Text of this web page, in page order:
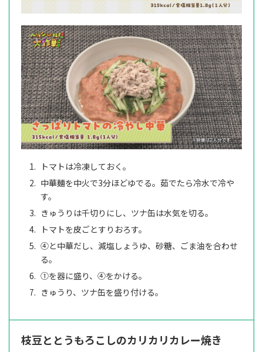
トマトは冷凍しておく。
中華麺を中火で3分ほどゆでる。茹でたら冷水で冷や
す。
きゅうりは千切りにし、ツナ缶は水気を切る。
トマトを皮ごとすりおろす。
④と中華だし、減塩しょうゆ、砂糖、ごま油を合わせ
る。
①を器に盛り、④をかける。
きゅうり、ツナ缶を盛り付ける。
枝豆ととうもろこしのカリカリカレー焼き